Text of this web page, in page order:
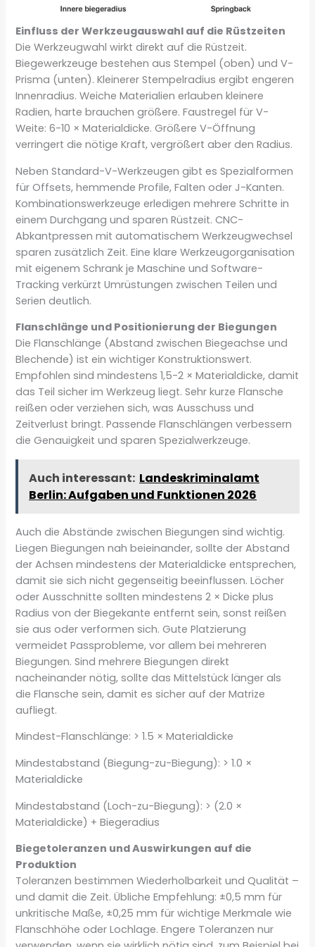
Einfluss der Werkzeugauswahl auf die Rüstzeiten
Die Werkzeugwahl wirkt direkt auf die Rüstzeit.
Biegewerkzeuge bestehen aus Stempel (oben) und V-
Prisma (unten). Kleinerer Stempelradius ergibt engeren
Innenradius. Weiche Materialien erlauben kleinere
Radien, harte brauchen größere. Faustregel für V-
Weite: 6-10 × Materialdicke. Größere V-Öffnung
verringert die nötige Kraft, vergrößert aber den Radius.
Neben Standard-V-Werkzeugen gibt es Spezialformen
für Offsets, hemmende Profile, Falten oder J-Kanten.
Kombinationswerkzeuge erledigen mehrere Schritte in
einem Durchgang und sparen Rüstzeit. CNC-
Abkantpressen mit automatischem Werkzeugwechsel
sparen zusätzlich Zeit. Eine klare Werkzeugorganisation
mit eigenem Schrank je Maschine und Software-
Tracking verkürzt Umrüstungen zwischen Teilen und
Serien deutlich.
Flanschlänge und Positionierung der Biegungen
Die Flanschlänge (Abstand zwischen Biegeachse und
Blechende) ist ein wichtiger Konstruktionswert.
Empfohlen sind mindestens 1,5-2 × Materialdicke, damit
das Teil sicher im Werkzeug liegt. Sehr kurze Flansche
reißen oder verziehen sich, was Ausschuss und
Zeitverlust bringt. Passende Flanschlängen verbessern
die Genauigkeit und sparen Spezialwerkzeuge.
Auch interessant: Landeskriminalamt
Berlin: Aufgaben und Funktionen 2026
Auch die Abstände zwischen Biegungen sind wichtig.
Liegen Biegungen nah beieinander, sollte der Abstand
der Achsen mindestens der Materialdicke entsprechen,
damit sie sich nicht gegenseitig beeinflussen. Löcher
oder Ausschnitte sollten mindestens 2 × Dicke plus
Radius von der Biegekante entfernt sein, sonst reißen
sie aus oder verformen sich. Gute Platzierung
vermeidet Passprobleme, vor allem bei mehreren
Biegungen. Sind mehrere Biegungen direkt
nacheinander nötig, sollte das Mittelstück länger als
die Flansche sein, damit es sicher auf der Matrize
aufliegt.
Mindest-Flanschlänge: > 1.5 × Materialdicke
Mindestabstand (Biegung-zu-Biegung): > 1.0 ×
Materialdicke
Mindestabstand (Loch-zu-Biegung): > (2.0 ×
Materialdicke) + Biegeradius
Biegetoleranzen und Auswirkungen auf die
Produktion
Toleranzen bestimmen Wiederholbarkeit und Qualität –
und damit die Zeit. Übliche Empfehlung: ±0,5 mm für
unkritische Maße, ±0,25 mm für wichtige Merkmale wie
Flanschhöhe oder Lochlage. Engere Toleranzen nur